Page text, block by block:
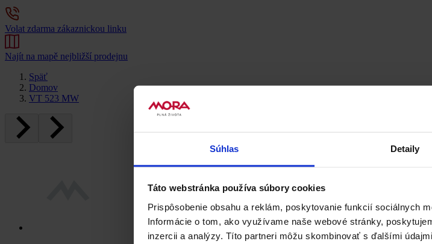
Súhlas Detaily
Táto webstránka používa súbory cookies
Prispôsobenie obsahu a reklám, poskytovanie funkcií sociálnych
Informácie o tom, ako využívame naše webové stránky,
inzercii a analýzy. Títo partneri môžu skombinovať s ďalšími
Volat zdarma zákaznickou linku
Najít na mapě nejbližší prodejnu
Späť
Domov
VT 523 MW